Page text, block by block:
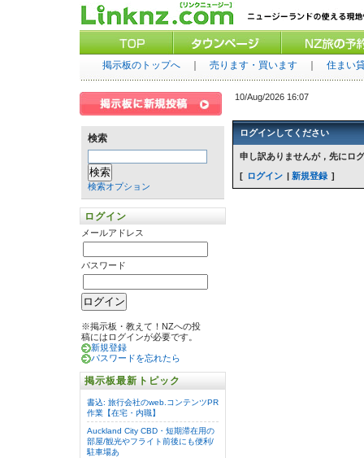
掲示板のトップへ｜ 売ります・買います｜ 住まい
検索
検索オプション
ログイン
メールアドレス
パスワード
※掲示板・教えて！NZへの投
稿にはログインが必要です。
新規登録
パスワードを忘れたら
掲示板最新トピック
書込: 旅行会社のweb.コンテンツPR
作業【在宅・内職】
Auckland City CBD・短期滞在用の
部屋/観光やフライト前後にも便利/
駐車場あ
10/Aug/2026 16:07
ログインしてください
申し訳ありませんが，先にロ
ログイン
新規登録